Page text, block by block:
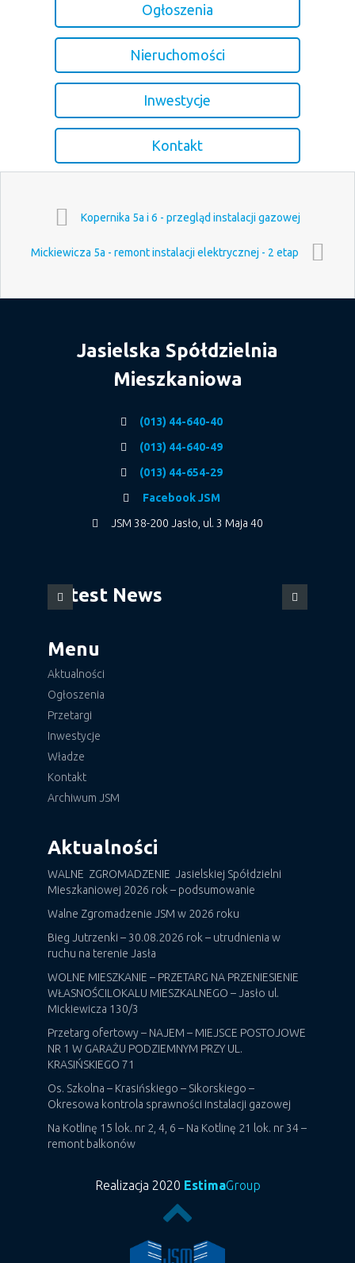
Ogłoszenia
Nieruchomości
Inwestycje
Kontakt
Kopernika 5a i 6 - przegląd instalacji gazowej
Mickiewicza 5a - remont instalacji elektrycznej - 2 etap
Jasielska Spółdzielnia
Mieszkaniowa
(013) 44-640-40
(013) 44-640-49
(013) 44-654-29
Facebook JSM
JSM 38-200 Jasło, ul. 3 Maja 40
Latest News
Menu
Aktualności
Ogłoszenia
Przetargi
Inwestycje
Władze
Kontakt
Archiwum JSM
Aktualności
WALNE ZGROMADZENIE Jasielskiej Spółdzielni
Mieszkaniowej 2026 rok – podsumowanie
Walne Zgromadzenie JSM w 2026 roku
Bieg Jutrzenki – 30.08.2026 rok – utrudnienia w
ruchu na terenie Jasła
WOLNE MIESZKANIE – PRZETARG NA PRZENIESIENIE
WŁASNOŚCILOKALU MIESZKALNEGO – Jasło ul.
Mickiewicza 130/3
Przetarg ofertowy – NAJEM – MIEJSCE POSTOJOWE
NR 1 W GARAŻU PODZIEMNYM PRZY UL.
KRASIŃSKIEGO 71
Os. Szkolna – Krasińskiego – Sikorskiego –
Okresowa kontrola sprawności instalacji gazowej
Na Kotlinę 15 lok. nr 2, 4, 6 – Na Kotlinę 21 lok. nr 34 –
remont balkonów
Realizacja 2020 EstimaGroup